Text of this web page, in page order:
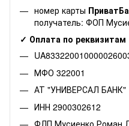
номер карты
получатель: ФОП
✓ Оплата по реквизитам
МФО 322001
АТ "УНИВЕРСАЛ БАНК"
ИНН 2900302612
ФЛП Мусиенко Роман